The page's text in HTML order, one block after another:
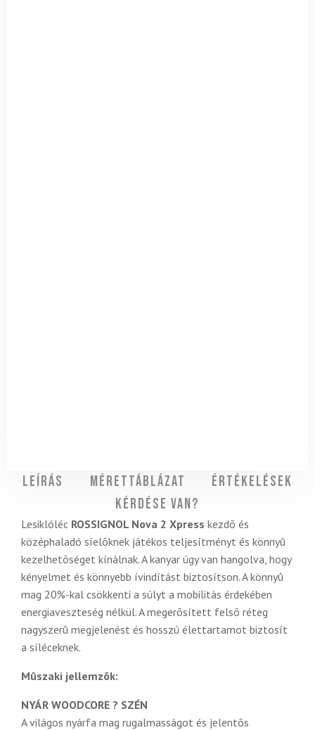
Leírás Mérettáblázat
Értékelések
Kérdése van?
Lesiklóléc ROSSIGNOL Nova 2 Xpress kezdõ és
középhaladó síelõknek játékos teljesítményt és könnyû
kezelhetõséget kínálnak. A kanyar úgy van hangolva, hogy
kényelmet és könnyebb ívindítást biztosítson. A könnyû
mag 20%-kal csökkenti a súlyt a mobilitás érdekében
energiaveszteség nélkül. A megerõsített felsõ réteg
nagyszerû megjelenést és hosszú élettartamot biztosít
a síléceknek.
Mûszaki jellemzõk:
NYÁR WOODCORE ? SZÉN
A világos nyárfa mag rugalmasságot és jelentõs